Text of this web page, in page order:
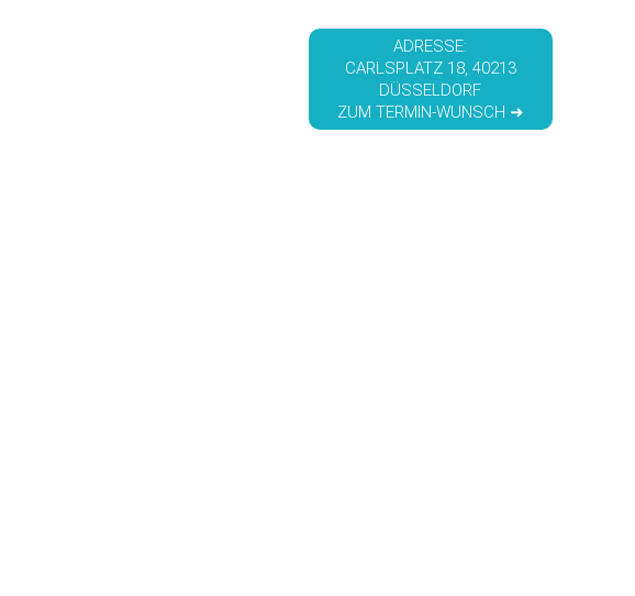
ADRESSE:
CARLSPLATZ 18, 40213
DÜSSELDORF
ZUM TERMIN-WUNSCH ➜